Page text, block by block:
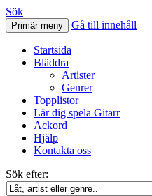
Svenskatabs.se
Sök
Primär meny Gå till innehåll
Startsida
Bläddra
Artister
Genrer
Topplistor
Lär dig spela Gitarr
Ackord
Hjälp
Kontakta oss
Sök efter: